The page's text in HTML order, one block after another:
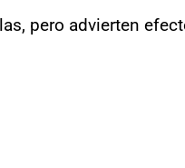
pero advierten